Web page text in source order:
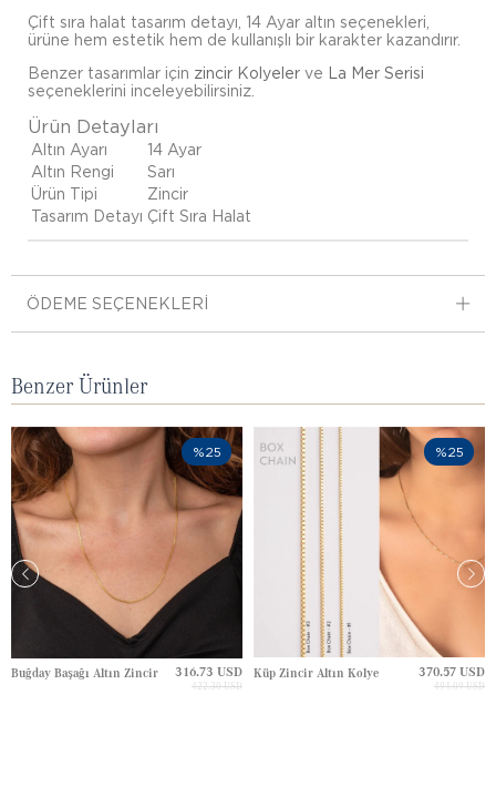
Çift sıra halat tasarım detayı, 14 Ayar altın seçenekleri,
ürüne hem estetik hem de kullanışlı bir karakter kazandırır.
Benzer tasarımlar için zincir Kolyeler ve
La Mer Serisi
seçeneklerini inceleyebilirsiniz.
Ürün Detayları
Altın Ayarı
14 Ayar
Altın Rengi
Sarı
Ürün Tipi
Zincir
Tasarım Detayı Çift Sıra Halat
ÖDEME SEÇENEKLERI
Benzer Ürünler
Buğday Başağı Altın Zincir 316.73 USD
422.30 USD
%25
Küp Zincir Altın Kolye 370.57 USD
494.09 USD
%25